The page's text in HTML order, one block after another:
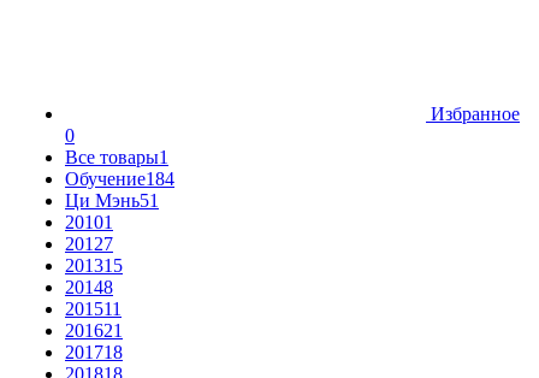
Избранное
0
Все товары1
Обучение184
Ци Мэнь51
20101
20127
201315
20148
201511
201621
201718